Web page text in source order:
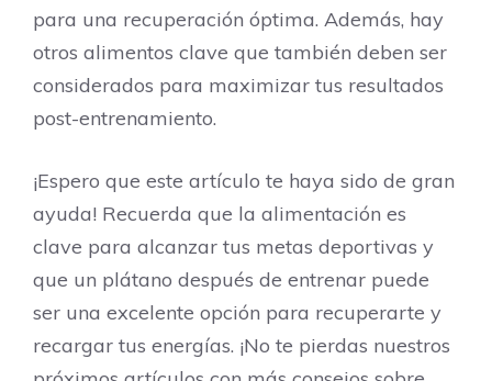
para una recuperación óptima. Además, hay
otros alimentos clave que también deben ser
considerados para maximizar tus resultados
post-entrenamiento.
¡Espero que este artículo te haya sido de gran
ayuda! Recuerda que la alimentación es
clave para alcanzar tus metas deportivas y
que un plátano después de entrenar puede
ser una excelente opción para recuperarte y
recargar tus energías. ¡No te pierdas nuestros